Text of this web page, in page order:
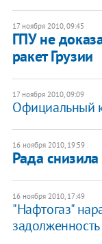
17 ноября 2010, 09:45
ГПУ не
ракет Грузии
17 ноября 2010, 09:09
Официальный
16 ноября 2010, 19:59
Рада
16 ноября 2010, 17:49
"Нафтогаз"
задолженность